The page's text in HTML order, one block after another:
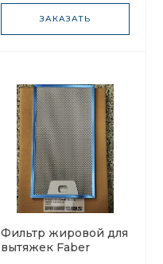
ЗАКАЗАТЬ
Фильтр жировой для
вытяжек Faber